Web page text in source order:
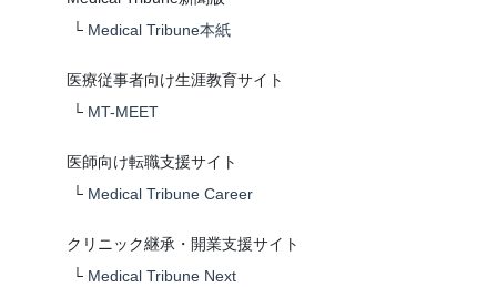
└ Medical Tribune本紙
医療従事者向け生涯教育サイト
└ MT-MEET
医師向け転職支援サイト
└ Medical Tribune Career
クリニック継承・開業支援サイト
└ Medical Tribune Next